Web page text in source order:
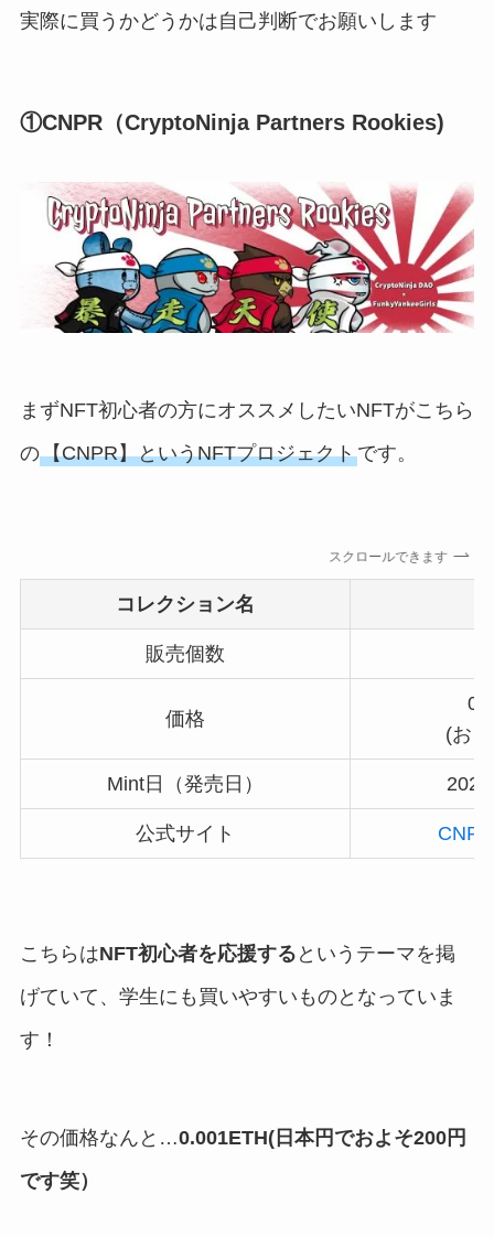
実際に買うかどうかは自己判断でお願いします
①CNPR（CryptoNinja Partners Rookies)
まずNFT初心者の方にオススメしたいNFTがこちら
の【CNPR】というNFTプロジェクトです。
スクロールできます
コレクション名
販売個数
価格
(お
Mint日（発売日）
公式サイト CNPR
こちらはNFT初心者を応援する というテーマを掲
げていて、学生にも買いやすいものとなっていま
す！
その価格なんと…0.001ETH(日本円でおよそ200円
です笑）